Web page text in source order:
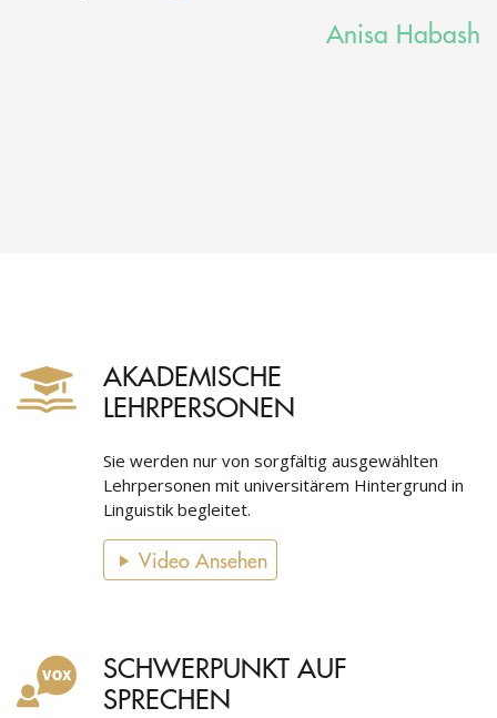
Anisa Habash
AKADEMISCHE
LEHRPERSONEN
Sie werden nur von sorgfältig ausgewählten
Lehrpersonen mit universitärem Hintergrund in
Linguistik begleitet.
Video Ansehen
SCHWERPUNKT AUF
SPRECHEN